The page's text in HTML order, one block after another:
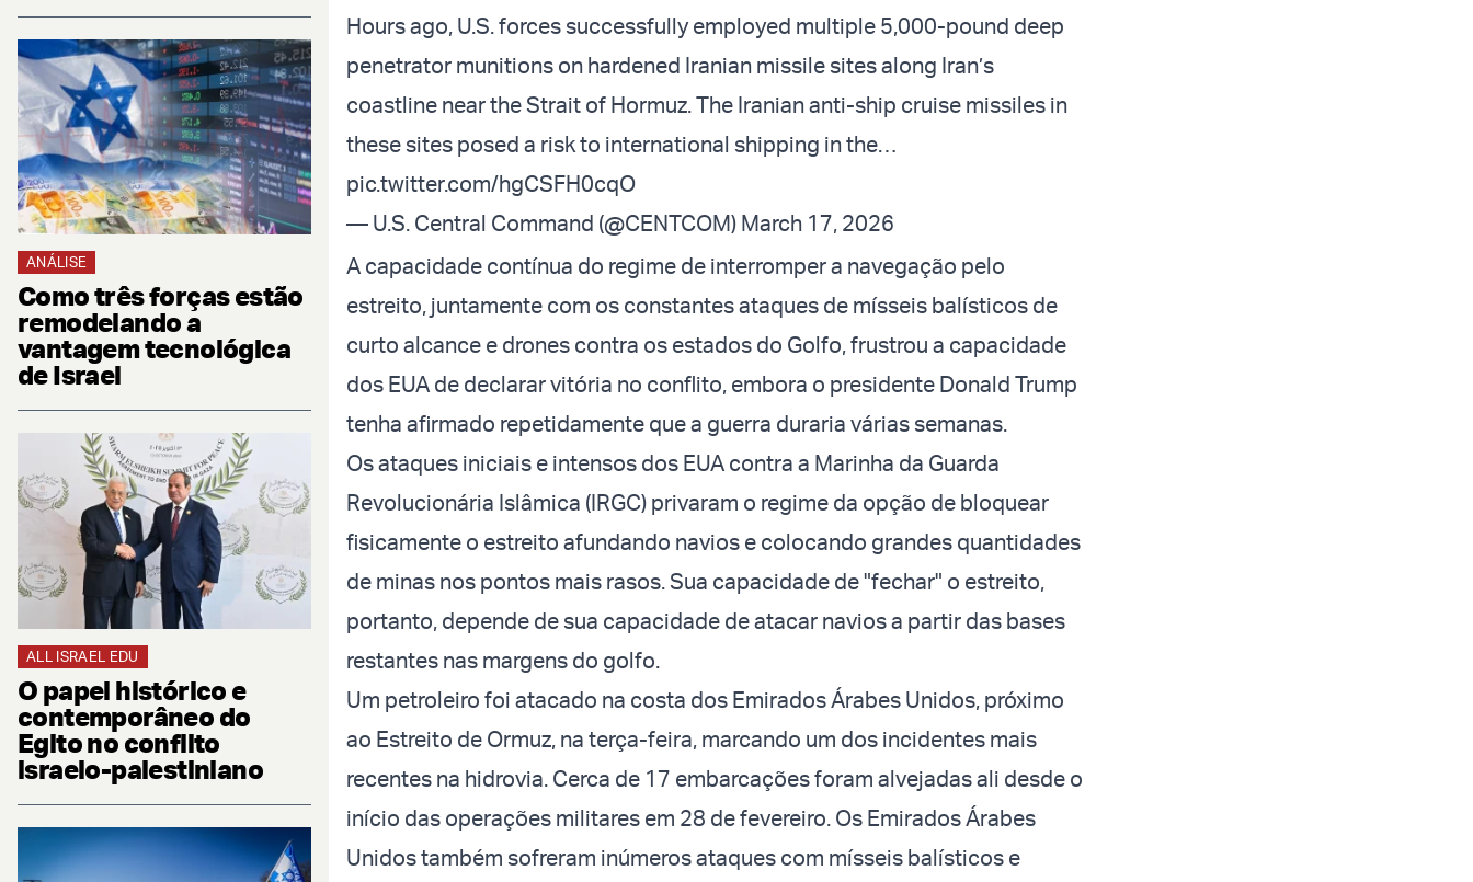
ANÁLISE
Como três forças estão
remodelando a
vantagem tecnológica
de Israel
ALL ISRAEL EDU
O papel histórico e
contemporâneo do
Egito no conflito
israelo-palestiniano
Hours ago, U.S. forces successfully employed multiple 5,000-pound deep
penetrator munitions on hardened Iranian missile sites along Iran’s
coastline near the Strait of Hormuz. The Iranian anti-ship cruise missiles in
these sites posed a risk to international shipping in the…
pic.twitter.com/hgCSFH0cqO
— U.S. Central Command (@CENTCOM) March 17, 2026
A capacidade contínua do regime de interromper a navegação pelo
estreito, juntamente com os constantes ataques de mísseis balísticos de
curto alcance e drones contra os estados do Golfo, frustrou a capacidade
dos EUA de declarar vitória no conflito, embora o presidente Donald Trump
tenha afirmado repetidamente que a guerra duraria várias semanas.
Os ataques iniciais e intensos dos EUA contra a Marinha da Guarda
Revolucionária Islâmica (IRGC) privaram o regime da opção de bloquear
fisicamente o estreito afundando navios e colocando grandes quantidades
de minas nos pontos mais rasos. Sua capacidade de "fechar" o estreito,
portanto, depende de sua capacidade de atacar navios a partir das bases
restantes nas margens do golfo.
Um petroleiro foi atacado na costa dos Emirados Árabes Unidos, próximo
ao Estreito de Ormuz, na terça-feira, marcando um dos incidentes mais
recentes na hidrovia. Cerca de 17 embarcações foram alvejadas ali desde o
início das operações militares em 28 de fevereiro. Os Emirados Árabes
Unidos também sofreram inúmeros ataques com mísseis balísticos e